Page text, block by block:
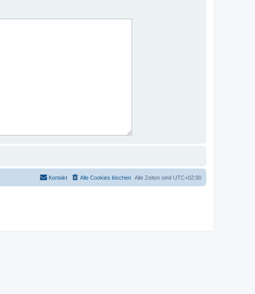
Alle Zeiten sind UTC+02:00
Alle Cookies löschen
Kontakt